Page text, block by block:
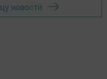
новости